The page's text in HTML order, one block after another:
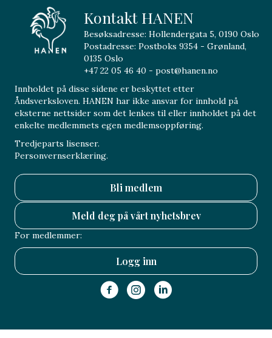
Kontakt HANEN
Besøksadresse: Hollendergata 5, 0190 Oslo
Postadresse: Postboks 9354 - Grønland,
0135 Oslo
+47 22 05 46 40 - post@hanen.no
Innholdet på disse sidene er beskyttet etter
Åndsverksloven. HANEN har ikke ansvar for innhold på
eksterne nettsider som det lenkes til eller innholdet på det
enkelte medlemmets egen medlemsoppføring.
Tredjeparts lisenser.
Personvernserklæring.
Bli medlem
Meld deg på vårt nyhetsbrev
For medlemmer:
Logg inn